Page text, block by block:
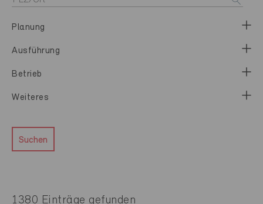
Planung
Ausführung
Betrieb
Weiteres
Suchen
1380 Einträge gefunden